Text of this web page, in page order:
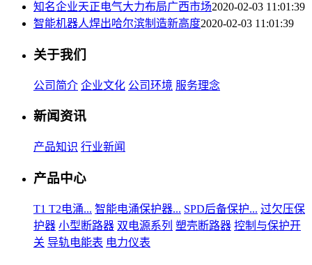
知名企业天正电气大力布局广西市场2020-02-03 11:01:39
智能机器人焊出哈尔滨制造新高度2020-02-03 11:01:39
关于我们
公司简介 企业文化 公司环境 服务理念
新闻资讯
产品知识 行业新闻
产品中心
T1 T2电涌... 智能电涌保护器... SPD后备保护... 过欠压保
护器 小型断路器 双电源系列 塑壳断路器 控制与保护开
关 导轨电能表 电力仪表